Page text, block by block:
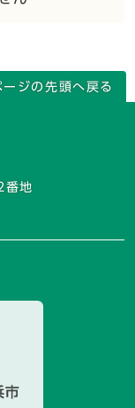
ージの先頭へ戻る
番地